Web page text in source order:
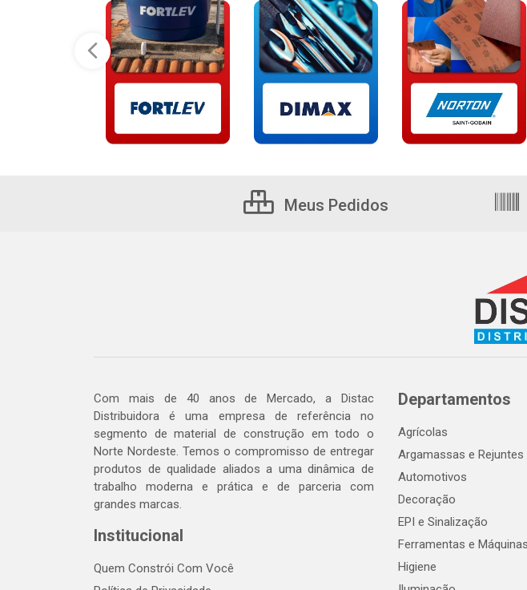
Meus Pedidos
Com mais de 40 anos de Mercado, a Distac
Distribuidora é uma empresa de referência no
segmento de material de construção em todo o
Norte Nordeste. Temos o compromisso de entregar
produtos de qualidade aliados a uma dinâmica de
trabalho moderna e prática e de parceria com
grandes marcas.
Institucional
Quem Constrói Com Você
Departamentos
Agrícolas
Argamassas e Rejuntes
Automotivos
Decoração
EPI e Sinalização
Ferramentas e Máquinas
Higiene